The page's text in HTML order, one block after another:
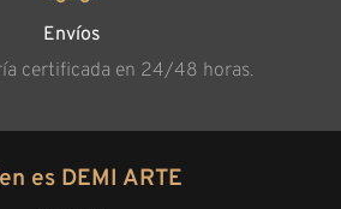
Envíos
certificada en 24/48 horas.
es DEMI ARTE